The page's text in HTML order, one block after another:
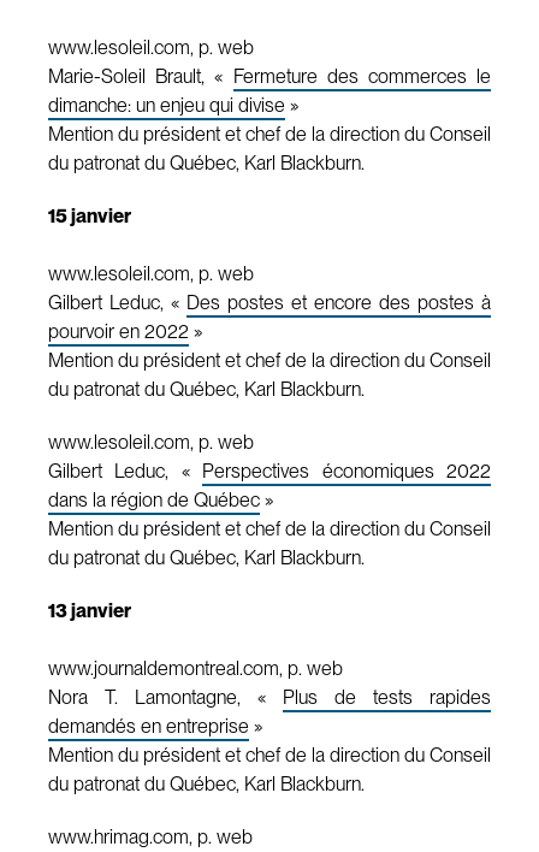
www.lesoleil.com, p. web
Marie-Soleil Brault, « Fermeture des commerces le
dimanche: un enjeu qui divise »
Mention du président et chef de la direction du Conseil
du patronat du Québec, Karl Blackburn.
15 janvier
www.lesoleil.com, p. web
Gilbert Leduc, « Des postes et encore des postes à
pourvoir en 2022 »
Mention du président et chef de la direction du Conseil
du patronat du Québec, Karl Blackburn.
www.lesoleil.com, p. web
Gilbert Leduc, « Perspectives économiques 2022
dans la région de Québec »
Mention du président et chef de la direction du Conseil
du patronat du Québec, Karl Blackburn.
13 janvier
www.journaldemontreal.com, p. web
Nora T. Lamontagne, « Plus de tests rapides
demandés en entreprise »
Mention du président et chef de la direction du Conseil
du patronat du Québec, Karl Blackburn.
www.hrimag.com, p. web